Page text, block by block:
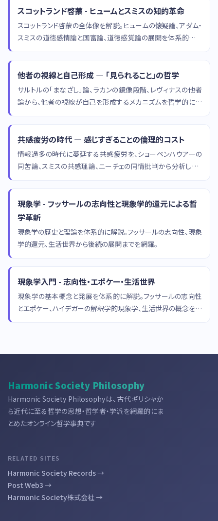
スコットランド啓蒙 - ヒュームとスミスの知的革命
スコットランド啓蒙の全体像を解説。ヒュームの懐疑論、アダム・
スミスの道徳感情論と国富論、道徳感覚論の展開を体系的に紹
他者の視線と自己形成 — 「見られること」の哲学
サルトルの「まなざし」論、ラカンの鏡像段階、レヴィナスの他者
論から、他者の視線が自己を形成するメカニズムを哲学的に考
共感疲労の時代 — 感じすぎることの倫理的コスト
情報過多の時代に蔓延する共感疲労を、ショーペンハウアーの
同苦論、スミスの共感理論、ニーチェの同情批判から分析し、持
現象学 - フッサールの志向性と現象学的還元による哲
学革新
現象学の歴史と理論を体系的に解説。フッサールの志向性、現象
学的還元、生活世界から後続の展開までを網羅。
現象学入門 - 志向性・エポケー・生活世界
現象学の基本概念と発展を体系的に解説。フッサールの志向性
とエポケー、ハイデガーの解釈学的現象学、生活世界の概念を詳
Harmonic Society Philosophy
Harmonic Society Philosophyは、古代ギリシャか
ら近代に至る哲学の思想・哲学者・学派を網羅的にま
とめたオンライン哲学事典です
RELATED SITES
Harmonic Society Records →
Post Web3 →
Harmonic Society株式会社 →